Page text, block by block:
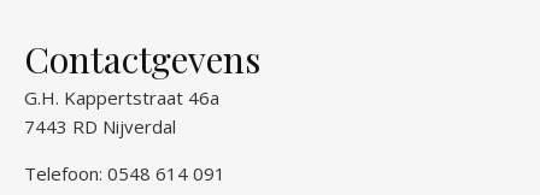
Contactgevens
G.H. Kappertstraat 46a
7443 RD Nijverdal
Telefoon: 0548 614 091